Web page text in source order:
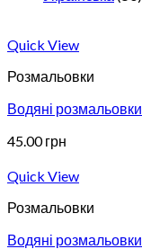
Quick View
Розмальовки
Водяні
45.00грн
Quick View
Розмальовки
Водяні